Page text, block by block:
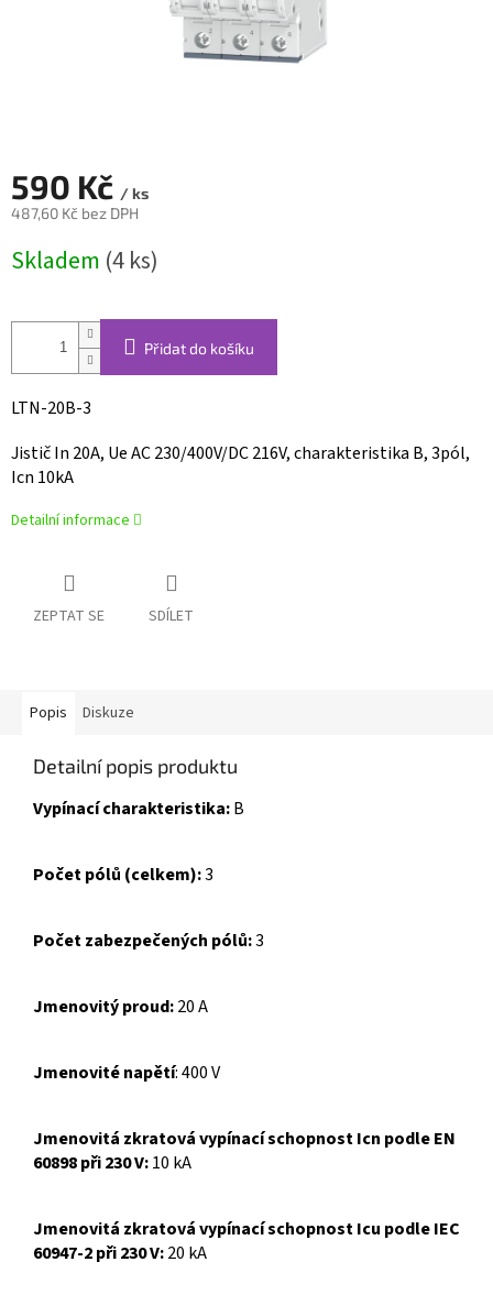
590 Kč / ks
487,60 Kč bez DPH
cena:
Skladem (4 ks)
Přidat do košíku
LTN-20B-3
Jistič In 20A, Ue AC 230/400V/DC 216V, charakteristika B, 3pól,
Icn 10kA
Detailní informace
ZEPTAT SE SDÍLET
Popis Diskuze
Detailní popis produktu
Vypínací charakteristika:B
Počet pólů (celkem):3
Počet zabezpečených pólů:3
Jmenovitý proud:20 A
Jmenovité napětí: 400 V
Jmenovitá zkratová vypínací schopnost Icn podle EN
60898 při 230 V:10 kA
Jmenovitá zkratová vypínací schopnost Icu podle IEC
60947-2 při 230 V:20 kA